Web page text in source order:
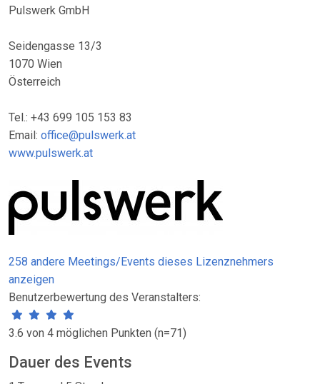
Pulswerk GmbH
Seidengasse 13/3
1070 Wien
Österreich
Tel.: +43 699 105 153 83
Email: office@pulswerk.at
www.pulswerk.at
258 andere Meetings/Events dieses Lizenznehmers
anzeigen
Benutzerbewertung des Veranstalters:
3.6 von 4 möglichen Punkten (n=71)
Dauer des Events